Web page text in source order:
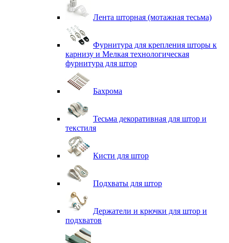
Лента шторная (мотажная тесьма)
Фурнитура для крепления шторы к
карнизу и Мелкая технологическая
фурнитура для штор
Бахрома
Тесьма декоративная для штор и
текстиля
Кисти для штор
Подхваты для штор
Держатели и крючки для штор и
подхватов